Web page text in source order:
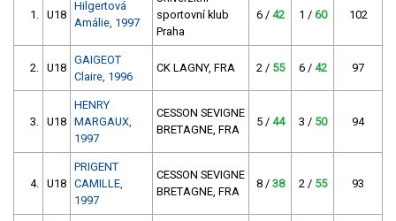
1. U18
Hilgertová
Amálie, 1997
sportovní klub
Praha
6 / 42 1 / 60 102
2. U18
GAIGEOT
Claire, 1996
CK LAGNY, FRA 2 / 55 6 / 42 97
3. U18
HENRY
MARGAUX,
1997
CESSON SEVIGNE
BRETAGNE, FRA
5 / 44 3 / 50 94
4. U18
PRIGENT
CAMILLE,
1997
CESSON SEVIGNE
BRETAGNE, FRA
8 / 38 2 / 55 93